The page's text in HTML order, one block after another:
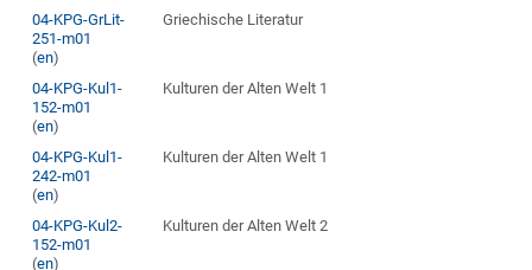
04-KPG-GrLit-
251-m01
(en)
Griechische Literatur
04-KPG-Kul1-
152-m01
(en)
Kulturen der Alten Welt 1
04-KPG-Kul1-
242-m01
(en)
Kulturen der Alten Welt 1
04-KPG-Kul2-
152-m01
(en)
Kulturen der Alten Welt 2